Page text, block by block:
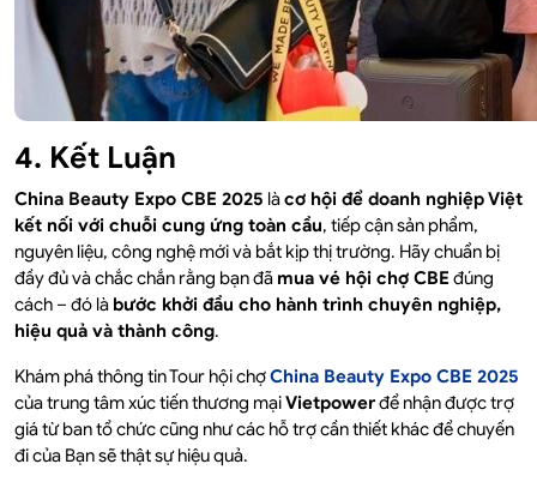
4. Kết Luận
China Beauty Expo CBE 2025 làcơ hội để doanh nghiệp Việt
kết nối với chuỗi cung ứng toàn cầu, tiếp cận sản phẩm,
nguyên liệu, công nghệ mới và bắt kịp thị trường. Hãy chuẩn bị
đầy đủ và chắc chắn rằng bạn đã mua vé hội chợ CBE đúng
cách – đó là bước khởi đầu cho hành trình chuyên nghiệp,
hiệu quả và thành công.
Khám phá thông tin Tour hội chợChina Beauty Expo CBE 2025
của trung tâm xúc tiến thương mạiVietpowerđể nhận được trợ
giá từ ban tổ chức cũng như các hỗ trợ cần thiết khác để chuyến
đi của Bạn sẽ thật sự hiệu quả.